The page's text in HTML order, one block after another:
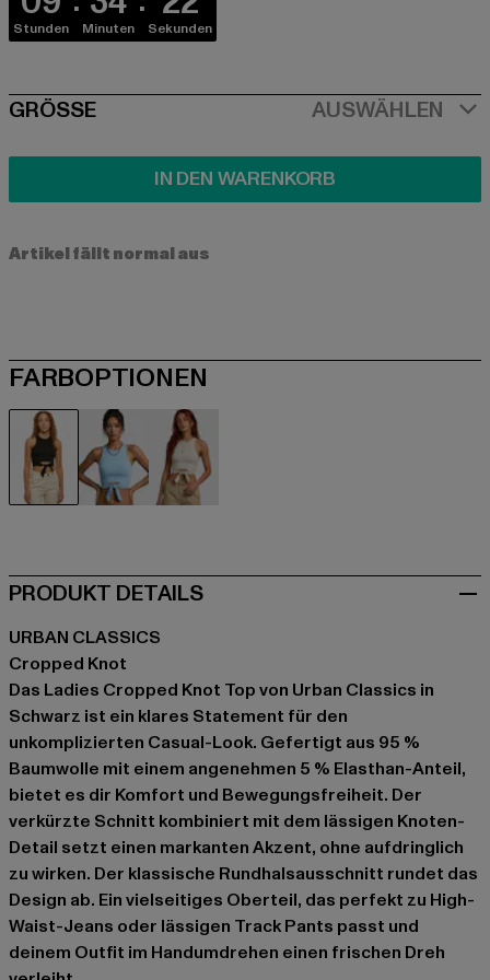
Stunden Minuten Sekunden
SIZE
GRÖSSE AUSWÄHLEN
IN DEN WARENKORB
Artikel fällt normal aus
FARBOPTIONEN
PRODUKT DETAILS
URBAN CLASSICS
Cropped Knot
Das Ladies Cropped Knot Top von Urban Classics in
Schwarz ist ein klares Statement für den
unkomplizierten Casual-Look. Gefertigt aus 95 %
Baumwolle mit einem angenehmen 5 % Elasthan-Anteil,
bietet es dir Komfort und Bewegungsfreiheit. Der
verkürzte Schnitt kombiniert mit dem lässigen Knoten-
Detail setzt einen markanten Akzent, ohne aufdringlich
zu wirken. Der klassische Rundhalsausschnitt rundet das
Design ab. Ein vielseitiges Oberteil, das perfekt zu High-
Waist-Jeans oder lässigen Track Pants passt und
deinem Outfit im Handumdrehen einen frischen Dreh